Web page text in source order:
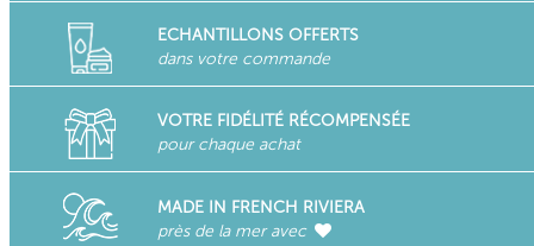
ECHANTILLONS OFFERTS
dans votre commande
VOTRE FIDÉLITÉ RÉCOMPENSÉE
pour chaque achat
MADE IN FRENCH RIVIERA
près de la mer avec